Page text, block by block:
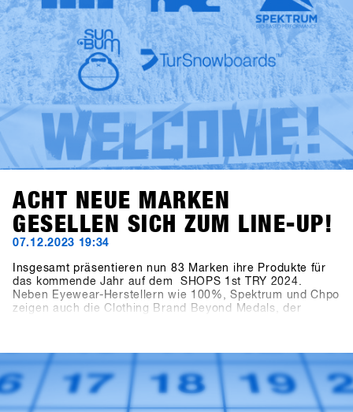
ACHT NEUE MARKEN
GESELLEN SICH ZUM LINE-UP!
07.12.2023 19:34
Insgesamt präsentieren nun 83 Marken ihre Produkte für
das kommende Jahr auf dem SHOPS 1st TRY 2024.
Neben Eyewear-Herstellern wie 100%, Spektrum und Chpo
zeigen auch die Clothing Brand Beyond Medals, der
Neuigkeit über den Zuwachs im Bereich Snowboard
Hardware: Tur Snowboards aus Schweden ist mit
dabei.Melde dich auf SHOPS 1st BASE an, um mehr über
diese neuen Marken zu erfahren!